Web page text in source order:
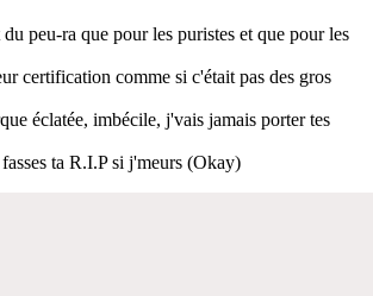
peu-ra que pour les puristes et que pour les
certification comme si c'était pas des gros
éclatée, imbécile, j'vais jamais porter tes
ta R.I.P si j'meurs (Okay)